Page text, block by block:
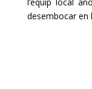
desembocar en